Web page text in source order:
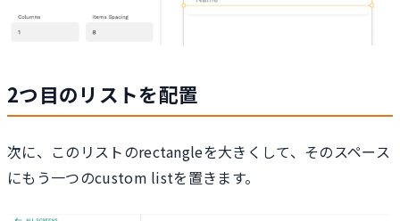
2つ目のリストを配置
次に、このリストのrectangleを大きくして、そのスペース
にもう一つのcustom listを置きます。